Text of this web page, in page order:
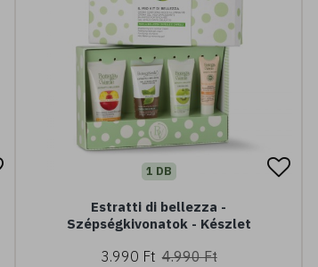
1 DB
Estratti di bellezza -
Szépségkivonatok - Készlet
3.990 Ft 4.990 Ft